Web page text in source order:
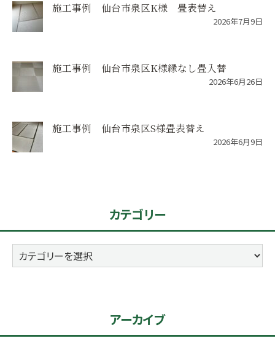
施工事例 仙台市泉区K様 畳表替え
2026年7月9日
施工事例 仙台市泉区K様縁なし畳入替
2026年6月26日
施工事例 仙台市泉区S様畳表替え
2026年6月9日
カテゴリー
カ
テ
アーカイブ